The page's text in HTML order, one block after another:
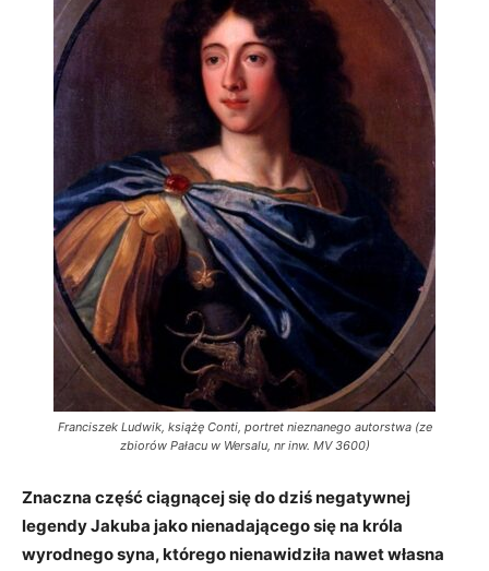
Franciszek Ludwik, książę Conti, portret nieznanego autorstwa (ze
zbiorów Pałacu w Wersalu, nr inw. MV 3600)
Znaczna część ciągnącej się do dziś negatywnej
legendy Jakuba jako nienadającego się na króla
wyrodnego syna, którego nienawidziła nawet własna